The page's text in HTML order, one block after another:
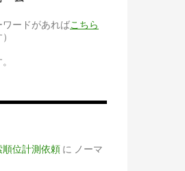
ワードがあればこちら
位計測依頼 に ノーマ